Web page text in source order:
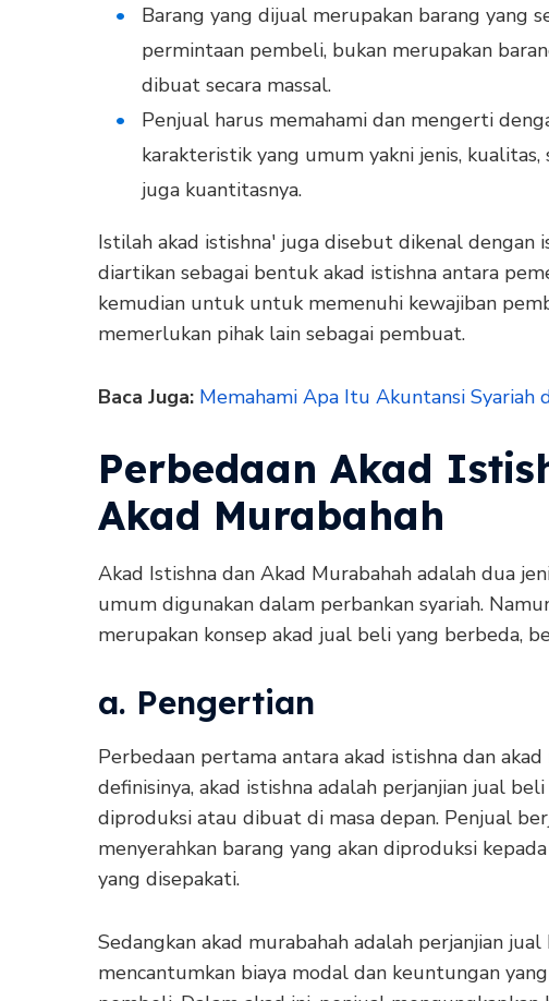
Barang yang dijual merupakan barang yang
permintaan pembeli, bukan merupakan
dibuat secara massal.
Penjual harus memahami dan mengerti
karakteristik yang umum yakni jenis, kualitas,
juga kuantitasnya.
Istilah akad istishna' juga disebut dikenal dengan
diartikan sebagai bentuk akad istishna antara
kemudian untuk untuk memenuhi kewajiban
memerlukan pihak lain sebagai pembuat.
Baca Juga: Memahami Apa Itu Akuntansi Syariah
Perbedaan Akad
Akad Murabahah
Akad Istishna dan Akad Murabahah adalah dua
umum digunakan dalam perbankan syariah.
merupakan konsep akad jual beli yang berbeda,
a. Pengertian
Perbedaan pertama antara akad istishna dan
definisinya, akad istishna adalah perjanjian jual
diproduksi atau dibuat di masa depan. Penjual
menyerahkan barang yang akan diproduksi
yang disepakati.
Sedangkan akad murabahah adalah perjanjian
mencantumkan biaya modal dan keuntungan